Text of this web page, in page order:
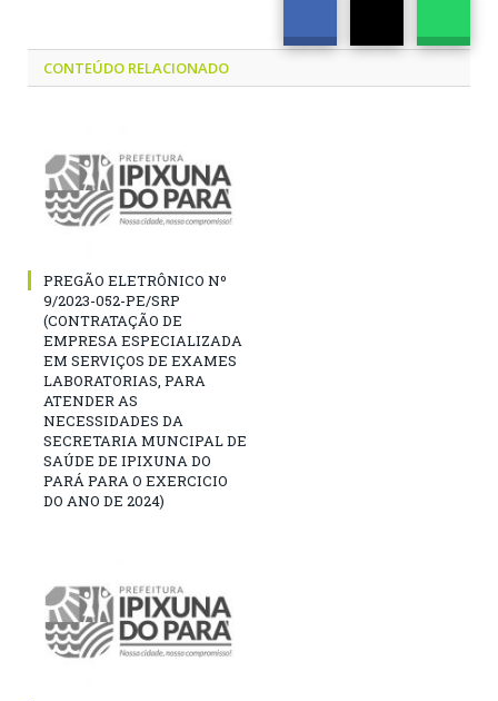
CONTEÚDO RELACIONADO
PREGÃO ELETRÔNICO Nº
9/2023-052-PE/SRP
(CONTRATAÇÃO DE
EMPRESA ESPECIALIZADA
EM SERVIÇOS DE EXAMES
LABORATORIAS, PARA
ATENDER AS
NECESSIDADES DA
SECRETARIA MUNCIPAL DE
SAÚDE DE IPIXUNA DO
PARÁ PARA O EXERCICIO
DO ANO DE 2024)